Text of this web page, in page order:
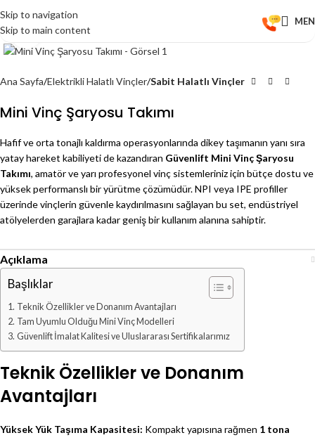
Skip to navigation
Skip to main content
Click to enlarge
Ana Sayfa Elektrikli Halatlı Vinçler Sabit Halatlı Vinçler
Mini Vinç Şaryosu Takımı
Hafif ve orta tonajlı kaldırma operasyonlarında dikey taşımanın yanı sıra
yatay hareket kabiliyeti de kazandıran Güvenlift Mini Vinç Şaryosu
Takımı, amatör ve yarı profesyonel vinç sistemleriniz için bütçe dostu ve
yüksek performanslı bir yürütme çözümüdür. NPI veya IPE profiller
üzerinde vinçlerin güvenle kaydırılmasını sağlayan bu set, endüstriyel
atölyelerden garajlara kadar geniş bir kullanım alanına sahiptir.
Açıklama
Başlıklar
Teknik Özellikler ve Donanım Avantajları
Tam Uyumlu Olduğu Mini Vinç Modelleri
Güvenlift İmalat Kalitesi ve Uluslararası Sertifikalarımız
Teknik Özellikler ve Donanım
Avantajları
Yüksek Yük Taşıma Kapasitesi: Kompakt yapısına rağmen 1 tona